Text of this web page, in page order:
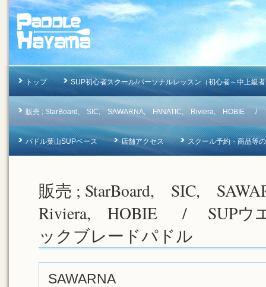
トップ SUP初心者スクール/パーソナルレッスン（初心者～中上級
販売 ; StarBoard, SIC, SAWARNA, FANATIC, Riviera, HOBIE /
パドル葉山SUPベース 店舗アクセス スクール予約・商品
販売 ; StarBoard, SIC,
Riviera, HOBIE / SUPウ
ックブレードパドル
SAWARNA